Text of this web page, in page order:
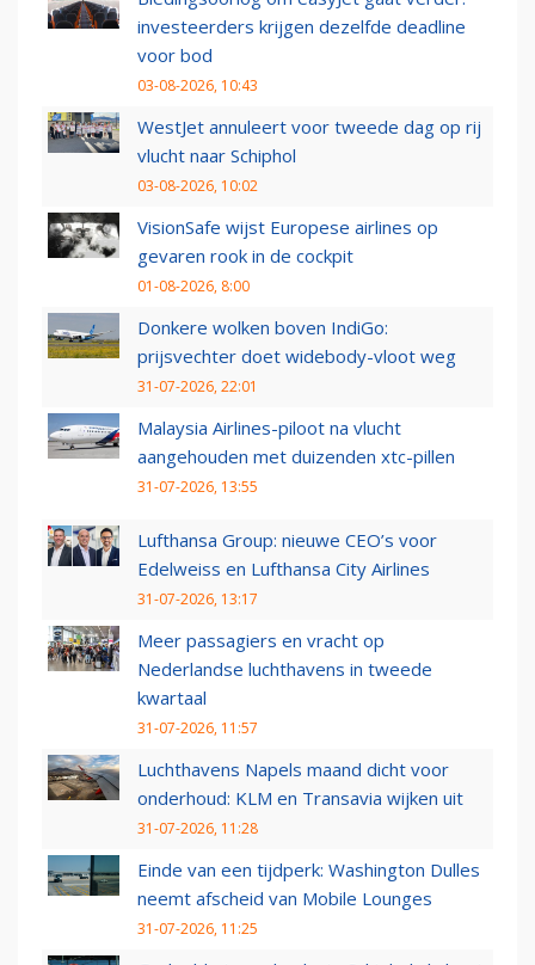
investeerders krijgen dezelfde deadline
voor bod
03-08-2026, 10:43
WestJet annuleert voor tweede dag op rij
vlucht naar Schiphol
03-08-2026, 10:02
VisionSafe wijst Europese airlines op
gevaren rook in de cockpit
01-08-2026, 8:00
Donkere wolken boven IndiGo:
prijsvechter doet widebody-vloot weg
31-07-2026, 22:01
Malaysia Airlines-piloot na vlucht
aangehouden met duizenden xtc-pillen
31-07-2026, 13:55
Lufthansa Group: nieuwe CEO’s voor
Edelweiss en Lufthansa City Airlines
31-07-2026, 13:17
Meer passagiers en vracht op
Nederlandse luchthavens in tweede
kwartaal
31-07-2026, 11:57
Luchthavens Napels maand dicht voor
onderhoud: KLM en Transavia wijken uit
31-07-2026, 11:28
Einde van een tijdperk: Washington Dulles
neemt afscheid van Mobile Lounges
31-07-2026, 11:25